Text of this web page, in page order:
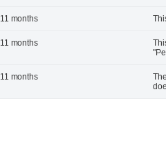
11 months
11 months
11 months